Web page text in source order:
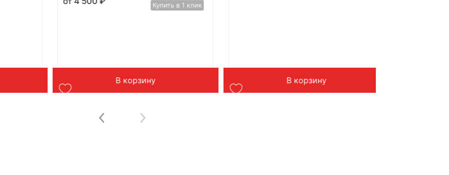
Купить в 1 клик
В корзину В корзину